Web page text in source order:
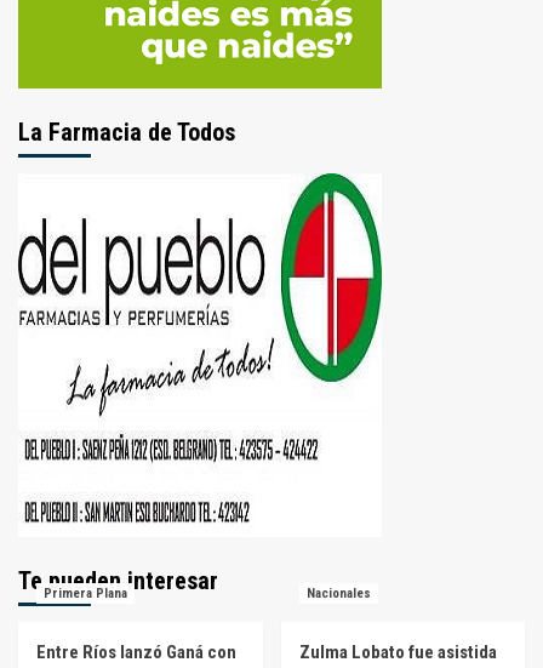
La Farmacia de Todos
Te pueden interesar
Primera Plana
Entre Ríos lanzó Ganá con
Nacionales
Zulma Lobato fue asistida